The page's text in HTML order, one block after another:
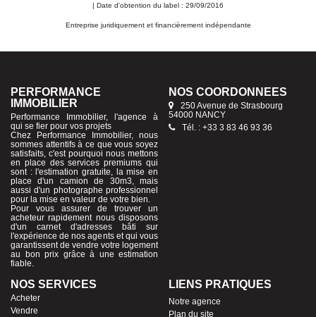
| Date d'obtention du label : 29/09/2016
Entreprise juridiquement et financièrement indépendante
PERFORMANCE
IMMOBILIER
Performance Immobilier, l'agence à
qui se fier pour vos projets
Chez Performance Immobilier, nous
sommes attentifs à ce que vous soyez
satisfaits, c'est pourquoi nous mettons
en place des services premiums qui
sont : l'estimation gratuite, la mise en
place d'un camion de 30m3, mais
aussi d'un photographe professionnel
pour la mise en valeur de votre bien.
Pour vous assurer de trouver un
acheteur rapidement nous disposons
d'un carnet d'adresses bâti sur
l'expérience de nos agents et qui vous
garantissent de vendre votre logement
au bon prix grâce à une estimation
fiable.
NOS COORDONNÉES
250 Avenue de Strasbourg
54000 NANCY
Tél. : +33 3 83 46 93 36
NOS SERVICES
Acheter
Vendre
LIENS PRATIQUES
Notre agence
Plan du site